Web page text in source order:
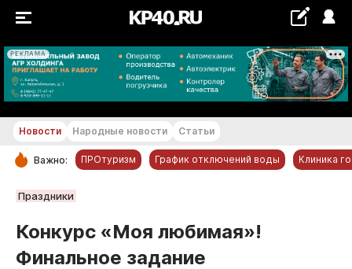
РЕКЛАМА
+20...+21 °С
РУБРИКИ
Новости компаний
Новости Народные новости Статьи
Важно: ПРОтуризм График отключений воды Клиника
Праздники
Конкурс «Моя любимая»!
Финальное задание